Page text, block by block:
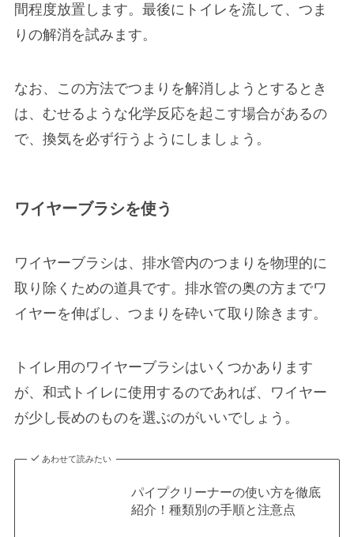
間程度放置します。最後にトイレを流して、つま
りの解消を試みます。
なお、この方法でつまりを解消しようとするとき
は、むせるような化学反応を起こす場合があるの
で、換気を必ず行うようにしましょう。
ワイヤーブラシを使う
ワイヤーブラシは、排水管内のつまりを物理的に
取り除くための道具です。排水管の奥の方までワ
イヤーを伸ばし、つまりを砕いて取り除きます。
トイレ用のワイヤーブラシはいくつかあります
が、和式トイレに使用するのであれば、ワイヤー
が少し長めのものを選ぶのがいいでしょう。
あわせて読みたい
パイプクリーナーの使い方を徹底
紹介！種類別の手順と注意点